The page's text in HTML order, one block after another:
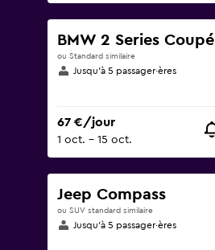
BMW 2 Series Coupé
ou Standard similaire
Jusqu’à 5 passager·ères
67 €/jour
1 oct. - 15 oct.
Jeep Compass
ou SUV standard similaire
Jusqu’à 5 passager·ères